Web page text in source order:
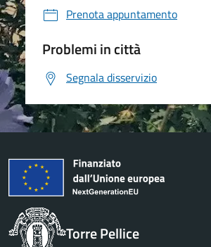
Prenota appuntamento
Problemi in città
Segnala disservizio
Torre Pellice